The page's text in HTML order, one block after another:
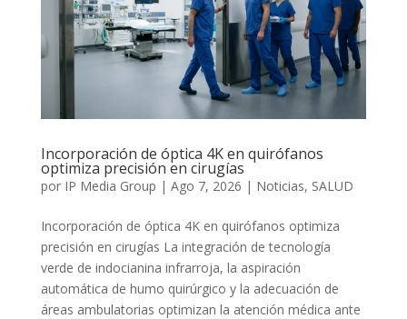
Incorporación de óptica 4K en quirófanos
optimiza precisión en cirugías
por IP Media Group | Ago 7, 2026 | Noticias, SALUD
Incorporación de óptica 4K en quirófanos optimiza
precisión en cirugías La integración de tecnología
verde de indocianina infrarroja, la aspiración
automática de humo quirúrgico y la adecuación de
áreas ambulatorias optimizan la atención médica ante